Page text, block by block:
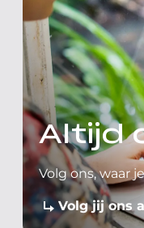
Altijd
Volg ons, waar
Volg jij ons